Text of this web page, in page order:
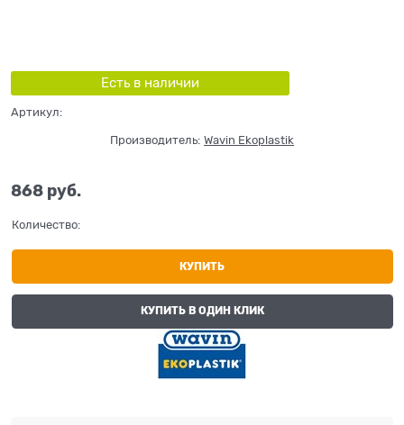
Есть в наличии
Артикул:
Производитель: Wavin Ekoplastik
868 руб.
Количество:
КУПИТЬ
КУПИТЬ В ОДИН КЛИК